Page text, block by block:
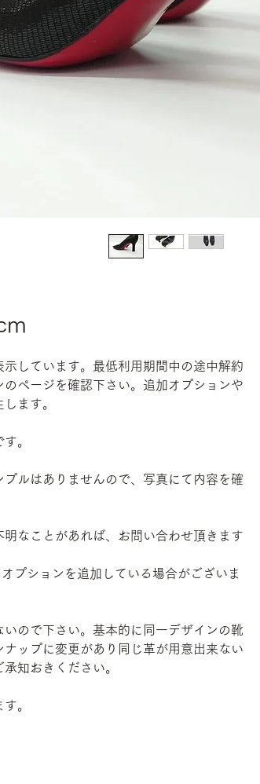
しています。最低利用期間中の途中解約
ページを確認下さい。追加オプションや
ます。
。
ルはありませんので、写真にて内容を確
なことがあれば、お問い合わせ頂きます
プションを追加している場合がございま
ので下さい。基本的に同一デザインの靴
ップに変更があり同じ革が用意出来ない
知おきください。
。